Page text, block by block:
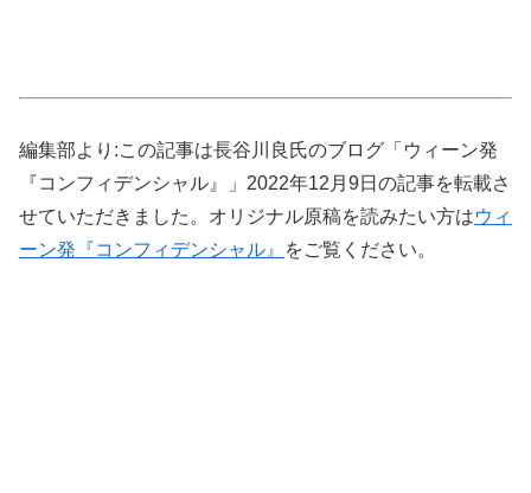
編集部より:この記事は長谷川良氏のブログ「ウィーン発
『コンフィデンシャル』」2022年12月9日の記事を転載さ
せていただきました。オリジナル原稿を読みたい方はウィ
ーン発『コンフィデンシャル』
をご覧ください。